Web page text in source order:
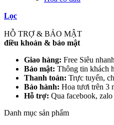
Lọc
HỖ TRỢ & BẢO MẬT
điều khoản & bảo mật
Giao hàng: Free Siêu
Bảo mật: Thông tin khách
Thanh toán: Trực tuyến,
Bảo hành: Hoa tươi trên 3
Hỗ trợ: Qua facebook,
Danh mục sản phẩm